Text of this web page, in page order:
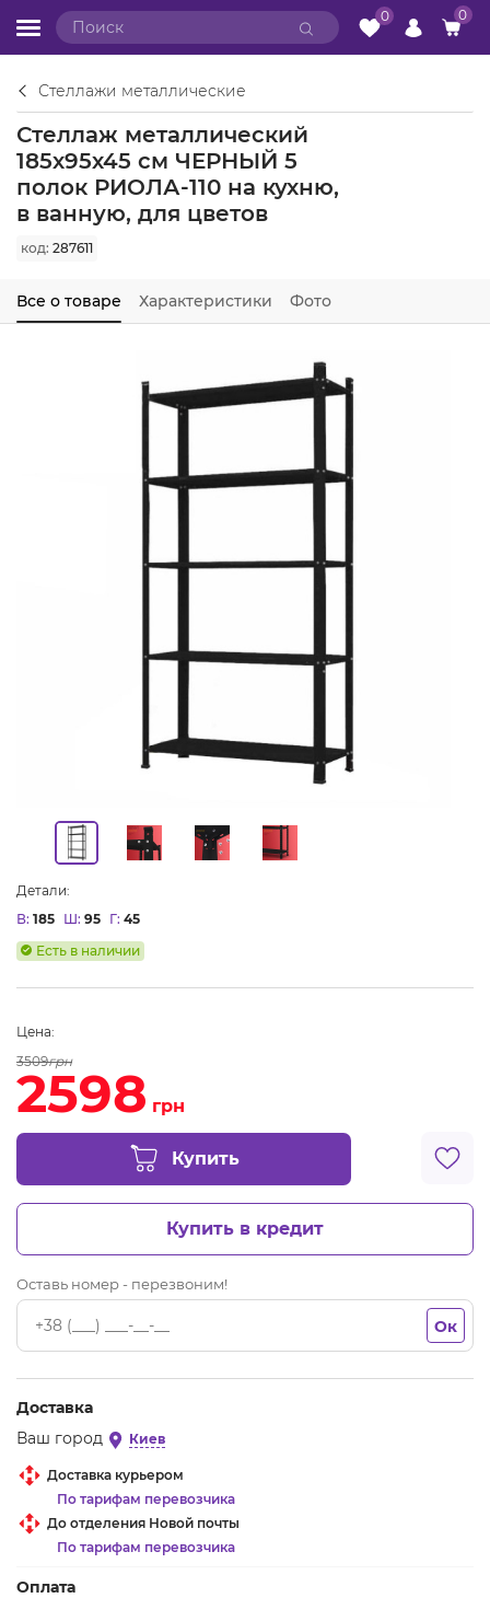
0 0
Стеллажи металлические
Стеллаж металлический
185х95х45 см ЧЕРНЫЙ 5
полок РИОЛА-110 на кухню,
в ванную, для цветов
код: 287611
Все о товаре Характеристики Фото
Детали:
В: 185 Ш: 95 Г: 45
Есть в наличии
Цена:
3509грн
2598 грн
Купить
Купить в кредит
Оставь номер - перезвоним!
Ок
Доставка
Ваш город
Киев
Доставка курьером
По тарифам перевозчика
До отделения Новой почты
По тарифам перевозчика
Оплата